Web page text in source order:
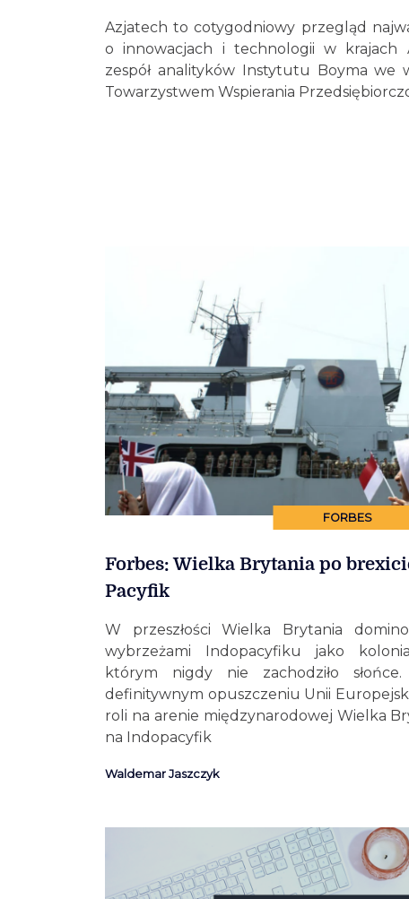
Azjatech to cotygodniowy przegląd
o innowacjach i technologii w krajach
zespół analityków Instytutu Boyma we
Towarzystwem Wspierania
FORBES
Forbes: Wielka Brytania po
Pacyfik
W przeszłości Wielka Brytania
wybrzeżami Indopacyfiku jako
którym nigdy nie zachodziło
definitywnym opuszczeniu Unii
roli na arenie międzynarodowej Wielka
na Indopacyfik
Waldemar Jaszczyk